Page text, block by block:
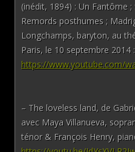
(inédit, 1894) : Un Fantôme ;
Remords posthumes ;
Longchamps, baryton, au
Paris, le 10 septembre 2014 :
https://www.youtube.com/
– The loveless land, de
avec Maya Villanueva,
ténor & François Henry,